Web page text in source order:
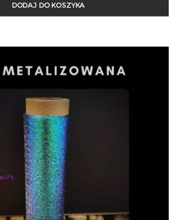
DODAJ DO KOSZYKA